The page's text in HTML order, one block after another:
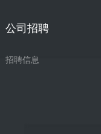
公司招聘
招聘信息